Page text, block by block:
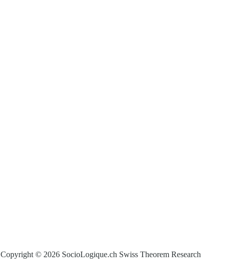
Copyright © 2026 SocioLogique.ch Swiss Theorem Research